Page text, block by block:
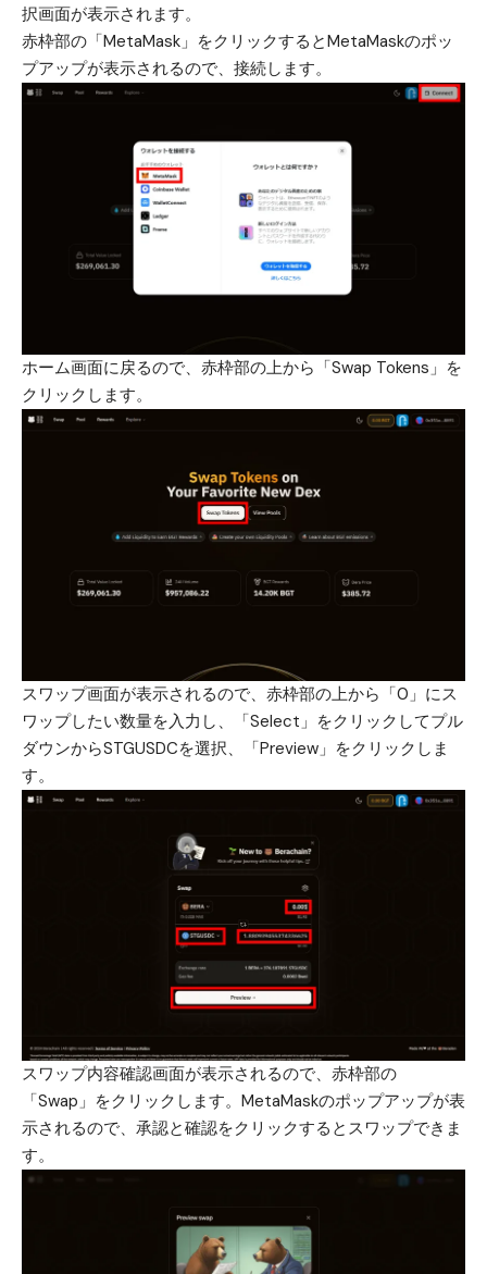
択画面が表示されます。
赤枠部の「MetaMask」をクリックするとMetaMaskのポッ
プアップが表示されるので、接続します。
ホーム画面に戻るので、赤枠部の上から「Swap Tokens」を
クリックします。
スワップ画面が表示されるので、赤枠部の上から「0」にス
ワップしたい数量を入力し、「Select」をクリックしてプル
ダウンからSTGUSDCを選択、「Preview」をクリックしま
す。
スワップ内容確認画面が表示されるので、赤枠部の
「Swap」をクリックします。MetaMaskのポップアップが表
示されるので、承認と確認をクリックするとスワップできま
す。